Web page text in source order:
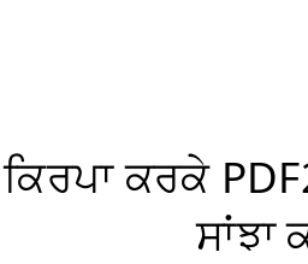
ਕਿਰਪਾ ਕਰਕੇ
ਸਾਂਝਾ